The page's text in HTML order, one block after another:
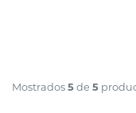
Mostrados5de 5